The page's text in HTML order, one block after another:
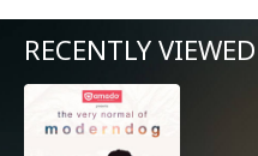
RECENTLY VIEWED